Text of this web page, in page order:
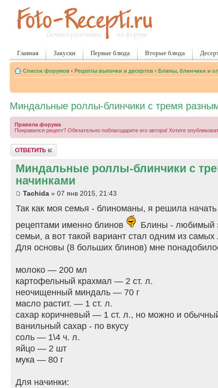
Главная Закуски Первые блюда Вторые блюда
Список форумов ‹ Рецепты выпечки и десертов ‹ Блины, блинчики и
Миндальные роллы-блинчики с тремя
Правила форума
Понравился рецепт? Обязательно поблагодарите его автора! Хотите
Ответить
Миндальные роллы-блинчики с
начинками
Tachida » 07 янв 2015, 21:43
Так как моя семья - блиноманы, я решила начать
рецептами именно блинов
Блины - любимый
семьи, а вот такой вариант стал одним из
Для основы (8 больших блинов) мне
молоко — 200 мл
картофельный крахмал — 2 ст. л.
неочищенный миндаль — 70 г
масло растит. — 1 ст. л.
сахар коричневый — 1 ст. л., но можно и
ванильный сахар - по вкусу
соль — 1\4 ч. л.
яйцо — 2 шт
мука — 80 г
Для начинки: